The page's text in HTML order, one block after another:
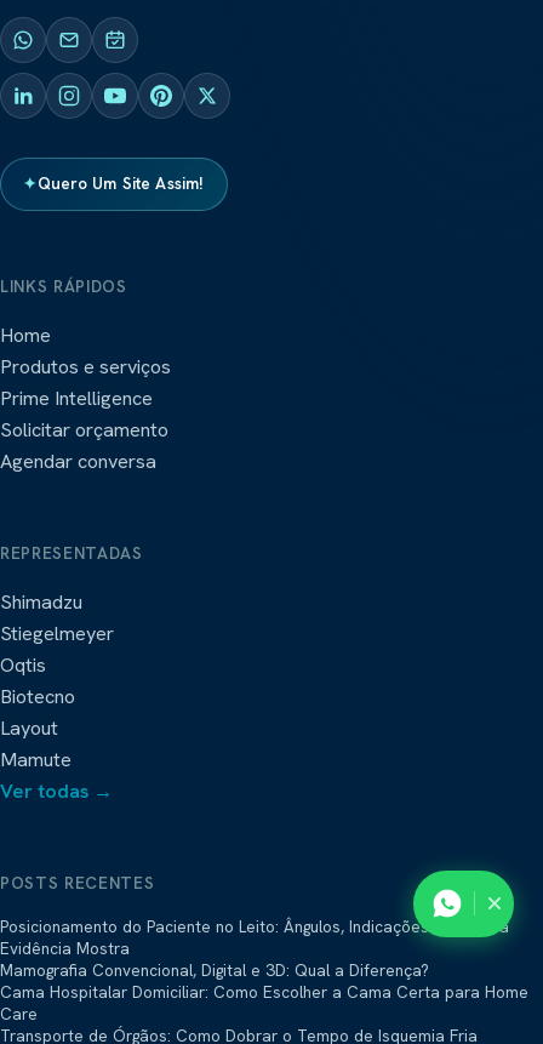
✦Quero Um Site Assim!
LINKS RÁPIDOS
Home
Produtos e serviços
Prime Intelligence
Solicitar orçamento
Agendar conversa
REPRESENTADAS
Shimadzu
Stiegelmeyer
Oqtis
Biotecno
Layout
Mamute
Ver todas →
POSTS RECENTES
Posicionamento do Paciente no Leito: Ângulos, Indicações e o Que a
Evidência Mostra
Mamografia Convencional, Digital e 3D: Qual a Diferença?
Cama Hospitalar Domiciliar: Como Escolher a Cama Certa para Home
Care
Transporte de Órgãos: Como Dobrar o Tempo de Isquemia Fria